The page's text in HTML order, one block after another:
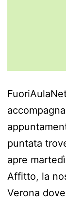
puntata
apre
Affitto, la
Verona